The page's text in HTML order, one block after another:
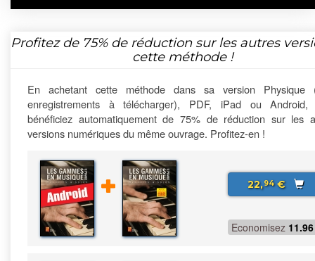
Profitez de 75%de réduction sur les autres
cette méthode !
En achetant cette méthode dans sa version Physique
enregistrements à télécharger), PDF, iPad ou Android,
bénéficiez automatiquement de 75% de réduction sur les
versions numériques du même ouvrage. Profitez-en !
22,94€
Economisez 11.96